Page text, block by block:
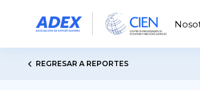
REGRESAR A REPORTES